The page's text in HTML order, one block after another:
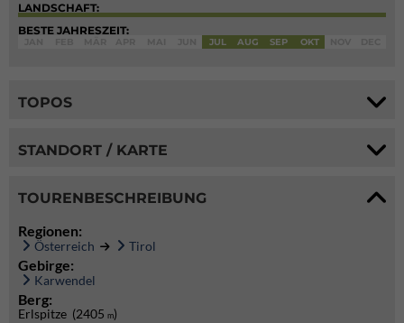
LANDSCHAFT:
BESTE JAHRESZEIT:
JUL AUG SEP OKT
TOPOS
STANDORT / KARTE
TOURENBESCHREIBUNG
Regionen:
Österreich Tirol
Gebirge:
Karwendel
Berg:
Erlspitze (2405 m)